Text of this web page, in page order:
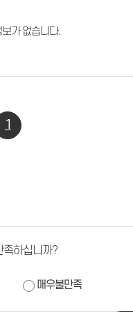
가 없습니다.
1
족하십니까?
매우불만족